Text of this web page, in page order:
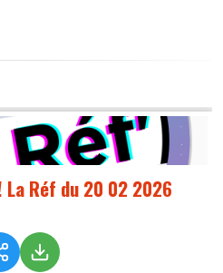
Réf du 20 02 2026